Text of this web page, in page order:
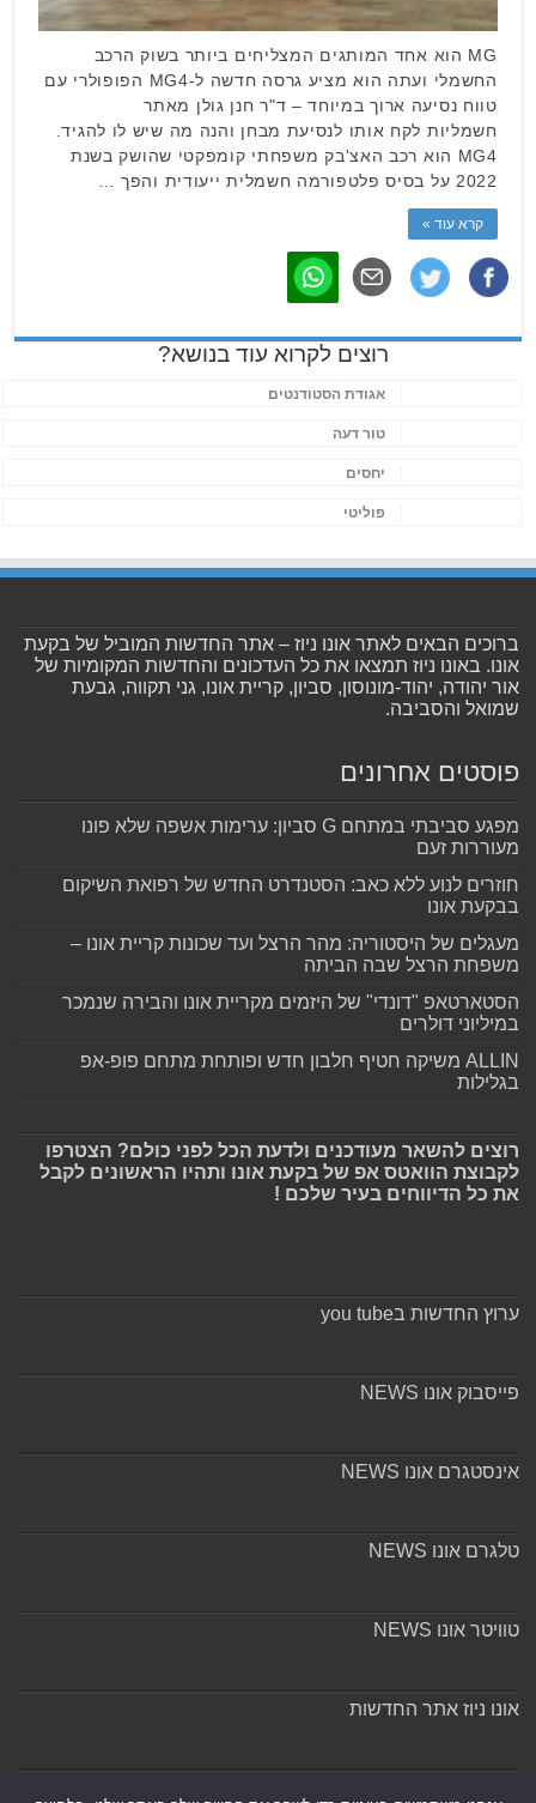
MG הוא אחד המותגים המצליחים ביותר בשוק הרכב
החשמלי ועתה הוא מציע גרסה חדשה ל-MG4 הפופולרי עם
טווח נסיעה ארוך במיוחד – ד"ר חנן גולן מאתר
חשמליות לקח אותו לנסיעת מבחן והנה מה שיש לו להגיד.
MG4 הוא רכב האצ'בק משפחתי קומפקטי שהושק בשנת
2022 על בסיס פלטפורמה חשמלית ייעודית והפך …
קרא עוד »
רוצים לקרוא עוד בנושא?
אגודת הסטודנטים
טור דעה
יחסים
פוליטי
ברוכים הבאים לאתר אונו ניוז – אתר החדשות המוביל של בקעת
אונו. באונו ניוז תמצאו את כל העדכונים והחדשות המקומיות של
אור יהודה, יהוד-מונוסון, סביון, קריית אונו, גני תקווה, גבעת
שמואל והסביבה.
פוסטים אחרונים
מפגע סביבתי במתחם G סביון: ערימות אשפה שלא פונו
מעוררות זעם
חוזרים לנוע ללא כאב: הסטנדרט החדש של רפואת השיקום
בבקעת אונו
מעגלים של היסטוריה: מהר הרצל ועד שכונות קריית אונו –
משפחת הרצל שבה הביתה
הסטארטאפ "דונדי" של היזמים מקריית אונו והבירה שנמכר
במיליוני דולרים
ALLIN משיקה חטיף חלבון חדש ופותחת מתחם פופ-אפ
בגלילות
רוצים להשאר מעודכנים ולדעת הכל לפני כולם? הצטרפו
לקבוצת הוואטס אפ של בקעת אונו ותהיו הראשונים לקבל
את כל הדיווחים בעיר שלכם !
ערוץ החדשות בyou tube
פייסבוק אונו NEWS
אינסטגרם אונו NEWS
טלגרם אונו NEWS
טוויטר אונו NEWS
אונו ניוז אתר החדשות